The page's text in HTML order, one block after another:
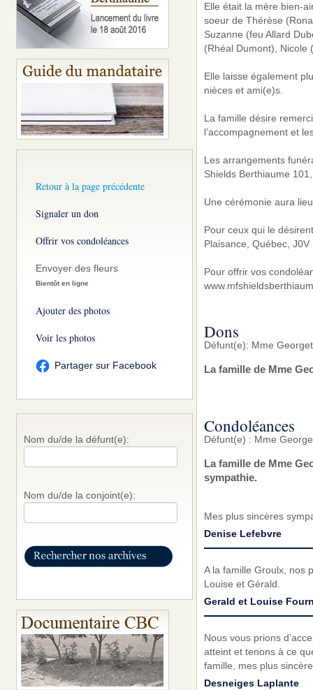
Retour à la page précédente
Signaler un don
Offrir vos condoléances
Envoyer des fleurs
Bientôt en ligne
Ajouter des photos
Voir les photos
Partager sur Facebook
Nom du/de la défunt(e):
Nom du/de la conjoint(e):
Elle était la mère bien-
soeur de Thérèse
Suzanne (feu Allard
(Rhéal Dumont), Nicole
Elle laisse également
nièces et ami(e)s.
La famille désire
l’accompagnement et
Les arrangements
Shields Berthiaume
Une cérémonie aura
Pour ceux qui le
Plaisance, Québec,
Pour offrir vos
Dons
Défunt(e): Mme
La famille de Mme
Condoléances
Défunt(e) : Mme
La famille de Mme
sympathie.
Mes plus sincères
Denise Lefebvre
A la famille Groulx, nos
Louise et Gérald.
Gerald et Louise
Nous vous prions
atteint et tenons à ce
famille, mes plus
Desneiges Laplante